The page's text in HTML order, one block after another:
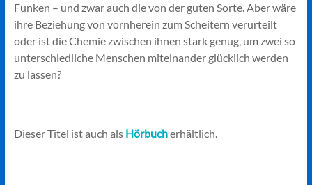
Funken – und zwar auch die von der guten Sorte. Aber wäre
ihre Beziehung von vornherein zum Scheitern verurteilt
oder ist die Chemie zwischen ihnen stark genug, um zwei so
unterschiedliche Menschen miteinander glücklich werden
zu lassen?
Dieser Titel ist auch als Hörbucherhältlich.